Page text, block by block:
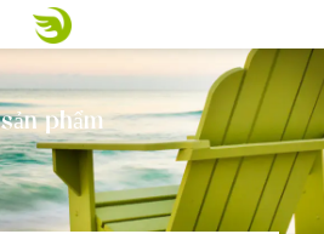
sản phẩm